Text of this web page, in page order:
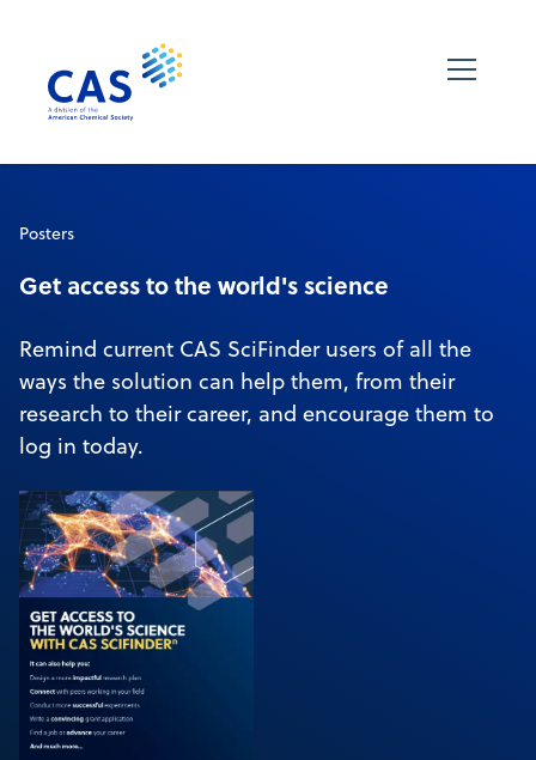
Posters
Get access to the world's science
Remind current CAS SciFinder users of all the
ways the solution can help them, from their
research to their career, and encourage them to
log in today.